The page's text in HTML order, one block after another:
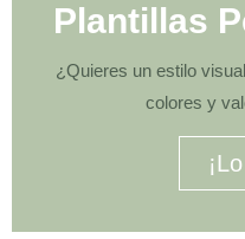
Plantillas
¿Quieres un estilo
colores y